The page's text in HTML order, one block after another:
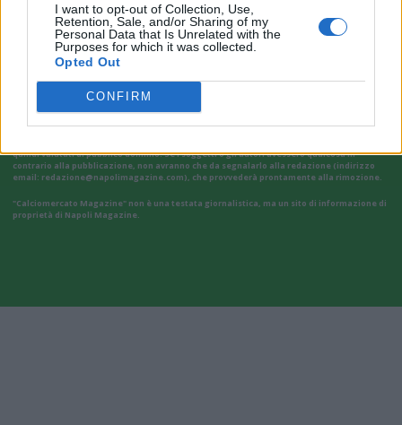
I want to opt-out of Collection, Use,
Retention, Sale, and/or Sharing of my
Personal Data that Is Unrelated with the
Purposes for which it was collected.
Opted Out
CONFIRM
VAI ALLA VERSIONE CLASSICA
quindi valutati di pubblico dominio. Se i soggetti o gli autori avessero qualcosa in
contrario alla pubblicazione, non avranno che da segnalarlo alla redazione (indirizzo
email: redazione@napolimagazine.com), che provvederà prontamente alla rimozione.
"Calciomercato Magazine" non è una testata giornalistica, ma un sito di informazione di
proprietà di Napoli Magazine.